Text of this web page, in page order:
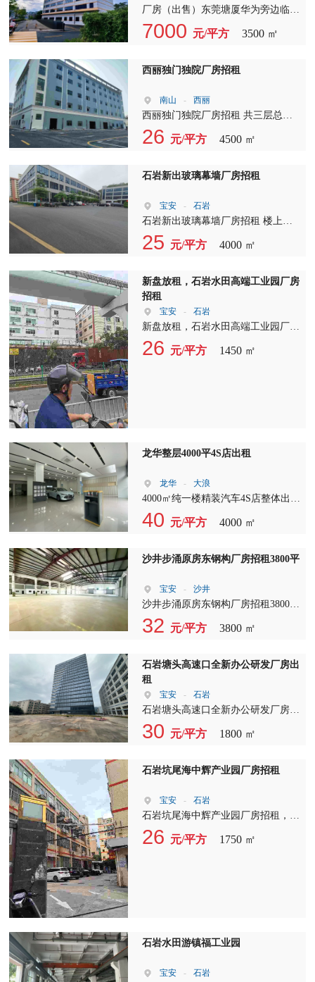
厂房（出售）东莞塘厦华为旁边临深
2公里， ① 面积1500-1770-3500㎡买
一层送一层 2. 工改M1一层一红本厂
两层）楼上6米高可以做两层， 4. 厂
两个红绿灯上G94大坪出口和外环高
速塘厦平山出口1公里， 6. 现房买了
可以装修， 7. 价格7字头，租售灵活
7000 元/平方 3500 ㎡
西丽独门独院厂房招租
南山 - 西丽
西丽独门独院厂房招租 共三层总面
积：4500平米 单价：38元/平米（不
分租） 招商范围：生产工厂、贸
西丽 周边环境优越，生活区完善，
工。 招租热线：
26 元/平方 4500 ㎡
石岩新出玻璃幕墙厂房招租
宝安 - 石岩
石岩新出玻璃幕墙厂房招租 楼上整
层4000平方 新区形象高大上，空地
超大， 停车位充足，价格实惠，高
25 元/平方 4000 ㎡
新盘放租，石岩水田高端工业园厂房
招租
宝安 - 石岩
新盘放租，石岩水田高端工业园厂房
招租 A栋4楼1450㎡西侧、月底空
出！ 红本厂房、公摊小、已电改、
26 元/平方 1450 ㎡
龙华整层4000平4S店出租
龙华 - 大浪
4000㎡纯一楼精装汽车4S店整体出租
原品牌4S店退租，全套展厅装修完整
保留 不用砸墙、不用重装，接手就
双旺 ? 展厅+接待区+办公区+维修区
大车无压力 ? 380V工业电、消防验收
齐全，汽修资质适配 ? 无转让费，房
东直租，租期灵活可谈 做新能源展
厅、豪车4S店、汽车交付中心、维修
装修费，开业快人一步 ??深圳龙华核
心片区 ?? 看房随时约，一手房源无
中间商 #深圳厂房出租 #龙华厂房出
租 #汽车4S店出租 #新能源展厅出租
地产 #现成精装场地
40 元/平方 4000 ㎡
沙井步涌原房东钢构厂房招租3800平
宝安 - 沙井
沙井步涌原房东钢构厂房招租3800
平，可分两家，己翻新。层高8米，
柱间距宽，柱子少。适合各行各业。
32 元/平方 3800 ㎡
石岩塘头高速口全新办公研发厂房出
租
宝安 - 石岩
石岩塘头高速口全新办公研发厂房出
租，六台客梯，两台三吨大货梯，单
层面积1800平方，报价35块，可整
便。
30 元/平方 1800 ㎡
石岩坑尾海中辉产业园厂房招租
宝安 - 石岩
石岩坑尾海中辉产业园厂房招租，月
底空出厂房A栋5楼（501室）1750平
米，带装修水电齐全，报26/平米。
26 元/平方 1750 ㎡
石岩水田游镇福工业园
宝安 - 石岩